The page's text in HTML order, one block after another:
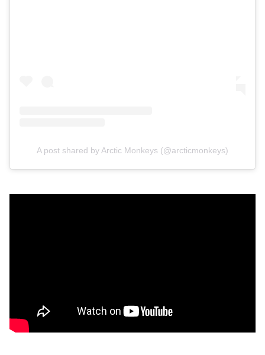
A post shared by Arctic Monkeys (@arcticmonkeys)